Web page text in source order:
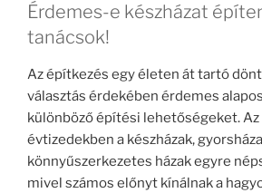
Érdemes-e készházat
tanácsok!
Az építkezés egy életen át tartó
választás érdekében érdemes
különböző építési lehetőségeket.
évtizedekben a készházak,
könnyűszerkezetes házak egyre
mivel számos előnyt kínálnak a